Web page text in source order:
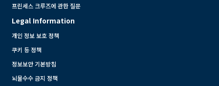
프린세스 크루즈에 관한 질문
Legal Information
개인 정보 보호 정책
쿠키 등 정책
정보보안 기본방침
뇌물수수 금지 정책